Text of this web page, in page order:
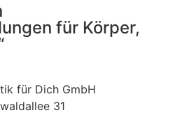
für Körper,
für Dich GmbH
31